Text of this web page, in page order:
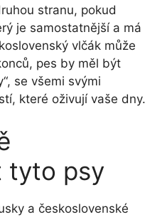
stranu, pokud
je samostatnější a má
vlčák může
pes by měl být
se všemi svými
které oživují vaše dny.
tyto psy
a československé